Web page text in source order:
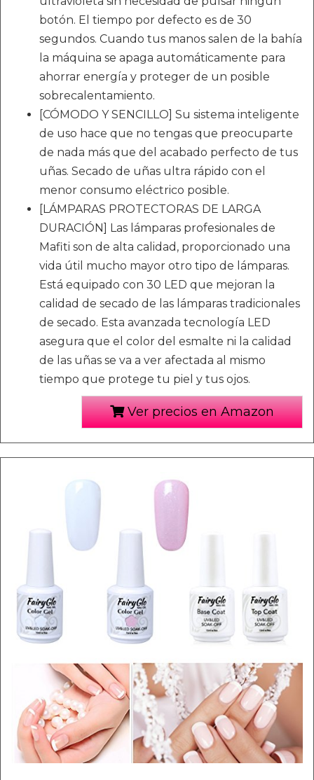
botón. El tiempo por defecto es de 30
segundos. Cuando tus manos salen de la bahía
la máquina se apaga automáticamente para
ahorrar energía y proteger de un posible
sobrecalentamiento.
[CÓMODO Y SENCILLO] Su sistema inteligente
de uso hace que no tengas que preocuparte
de nada más que del acabado perfecto de tus
uñas. Secado de uñas ultra rápido con el
menor consumo eléctrico posible.
[LÁMPARAS PROTECTORAS DE LARGA
DURACIÓN] Las lámparas profesionales de
Mafiti son de alta calidad, proporcionado una
vida útil mucho mayor otro tipo de lámparas.
Está equipado con 30 LED que mejoran la
calidad de secado de las lámparas tradicionales
de secado. Esta avanzada tecnología LED
asegura que el color del esmalte ni la calidad
de las uñas se va a ver afectada al mismo
tiempo que protege tu piel y tus ojos.
Ver precios en Amazon